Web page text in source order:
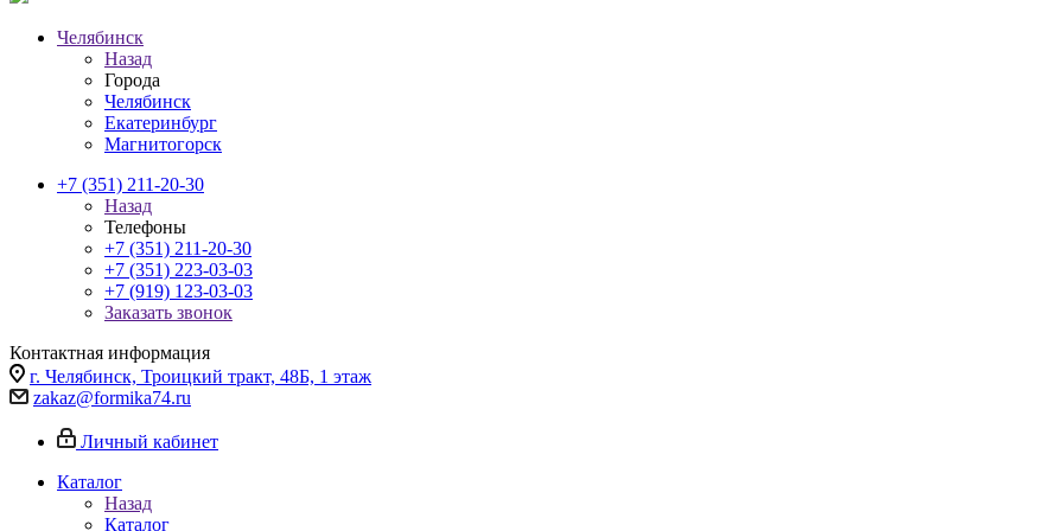
Челябинск
Назад
Города
Челябинск
Екатеринбург
Магнитогорск
+7 (351) 211-20-30
Назад
Телефоны
+7 (351) 211-20-30
+7 (351) 223-03-03
+7 (919) 123-03-03
Заказать звонок
Контактная информация
г. Челябинск, Троицкий тракт, 48Б, 1 этаж
zakaz@formika74.ru
Личный кабинет
Каталог
Назад
Каталог